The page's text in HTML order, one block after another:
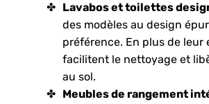
Lavabos et toilettes
des modèles au design
préférence. En plus de leur
facilitent le nettoyage et
au sol.
Meubles de rangement